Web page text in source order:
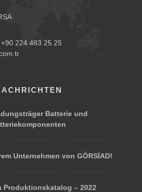
+90 224 483 25 25
Batterie und
Unternehmen von GÖRSİAD!
Produktionskatalog – 2022